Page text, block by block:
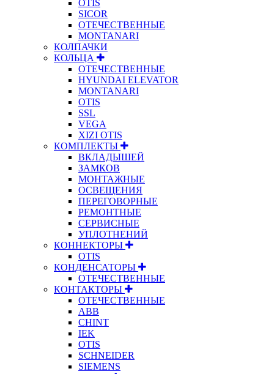
OTIS
SICOR
ОТЕЧЕСТВЕННЫЕ
MONTANARI
КОЛПАЧКИ
КОЛЬЦА
ОТЕЧЕСТВЕННЫЕ
HYUNDAI ELEVATOR
MONTANARI
OTIS
SSL
VEGA
XIZI OTIS
КОМПЛЕКТЫ
ВКЛАДЫШЕЙ
ЗАМКОВ
МОНТАЖНЫЕ
ОСВЕЩЕНИЯ
ПЕРЕГОВОРНЫЕ
РЕМОНТНЫЕ
СЕРВИСНЫЕ
УПЛОТНЕНИЙ
КОННЕКТОРЫ
OTIS
КОНДЕНСАТОРЫ
ОТЕЧЕСТВЕННЫЕ
КОНТАКТОРЫ
ОТЕЧЕСТВЕННЫЕ
ABB
CHINT
IEK
OTIS
SCHNEIDER
SIEMENS